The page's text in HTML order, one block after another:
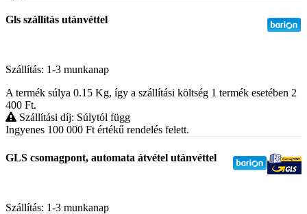
Gls szállítás utánvéttel
Szállítás: 1-3 munkanap
A termék súlya 0.15 Kg, így a szállítási költség 1 termék esetében 2
400 Ft.
Szállítási díj: Súlytól függ
Ingyenes 100 000 Ft értékű rendelés felett.
GLS csomagpont, automata átvétel utánvéttel
Szállítás: 1-3 munkanap